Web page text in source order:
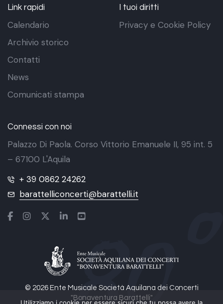
© 2026 Ente Musicale Società Aquilana dei Concerti
"Bonaventura Barattelli"
Link rapidi
Calendario
Archivio storico
Contatti
News
Comunicati stampa
I tuoi diritti
Privacy e Cookie Policy
Connessi con noi
Palazzo Di Paola. Corso Vittorio Emanuele II, 95 int. 5
– 67100 L'Aquila
+ 39 0862 24262
barattelliconcerti@barattelli.it